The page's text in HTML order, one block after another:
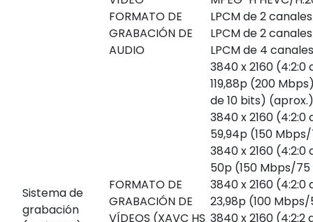
FORMATO DE
GRABACIÓN DE
AUDIO
LPCM de 2
LPCM de 2
LPCM de 4
Sistema de
grabación
FORMATO DE
GRABACIÓN DE
VÍDEOS (XAVC HS
3840 x 2160
119,88p (200
de 10 bits)
3840 x 2160
59,94p (150
3840 x 2160
50p (150 Mbps/
3840 x 2160
23,98p (100
3840 x 2160